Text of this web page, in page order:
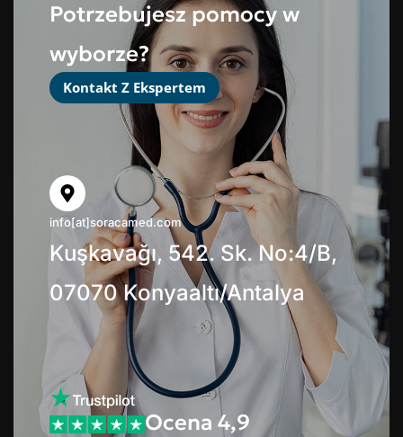
Potrzebujesz pomocy w
wyborze?
Kontakt Z Ekspertem
info[at]soracamed.com
Kuşkavağı, 542. Sk. No:4/B,
07070 Konyaaltı/Antalya
Ocena 4,9